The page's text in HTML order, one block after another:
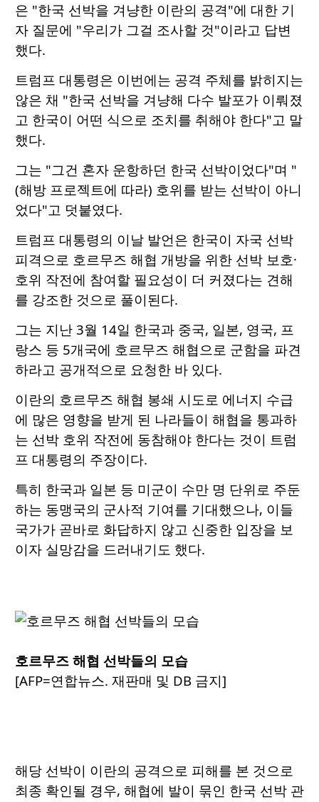
은 "한국 선박을 겨냥한 이란의 공격"에 대한 기
자 질문에 "우리가 그걸 조사할 것"이라고 답변
했다.
트럼프 대통령은 이번에는 공격 주체를 밝히지는
않은 채 "한국 선박을 겨냥해 다수 발포가 이뤄졌
고 한국이 어떤 식으로 조치를 취해야 한다"고 말
했다.
그는 "그건 혼자 운항하던 한국 선박이었다"며 "
(해방 프로젝트에 따라) 호위를 받는 선박이 아니
었다"고 덧붙였다.
트럼프 대통령의 이날 발언은 한국이 자국 선박
피격으로 호르무즈 해협 개방을 위한 선박 보호·
호위 작전에 참여할 필요성이 더 커졌다는 견해
를 강조한 것으로 풀이된다.
그는 지난 3월 14일 한국과 중국, 일본, 영국, 프
랑스 등 5개국에 호르무즈 해협으로 군함을 파견
하라고 공개적으로 요청한 바 있다.
이란의 호르무즈 해협 봉쇄 시도로 에너지 수급
에 많은 영향을 받게 된 나라들이 해협을 통과하
는 선박 호위 작전에 동참해야 한다는 것이 트럼
프 대통령의 주장이다.
특히 한국과 일본 등 미군이 수만 명 단위로 주둔
하는 동맹국의 군사적 기여를 기대했으나, 이들
국가가 곧바로 화답하지 않고 신중한 입장을 보
이자 실망감을 드러내기도 했다.
호르무즈 해협 선박들의 모습
[AFP=연합뉴스. 재판매 및 DB 금지]
해당 선박이 이란의 공격으로 피해를 본 것으로
최종 확인될 경우, 해협에 발이 묶인 한국 선박 관